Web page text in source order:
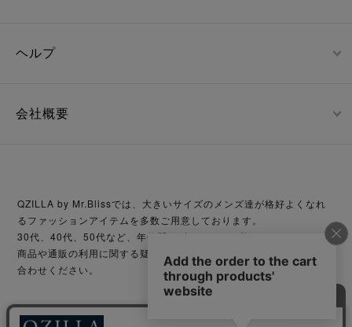
ヘルプ
会社概要
QZILLA by Mr.Blissでは、大きいサイズのメンズ達が格好よくなれ
るファッションアイテムを多数ご用意しております。
30代、40代、50代など、年代問わずどなたでも着こなせます。
商品や通販の利用に関する疑問等がございましたら、お気軽にお問い
合わせください。